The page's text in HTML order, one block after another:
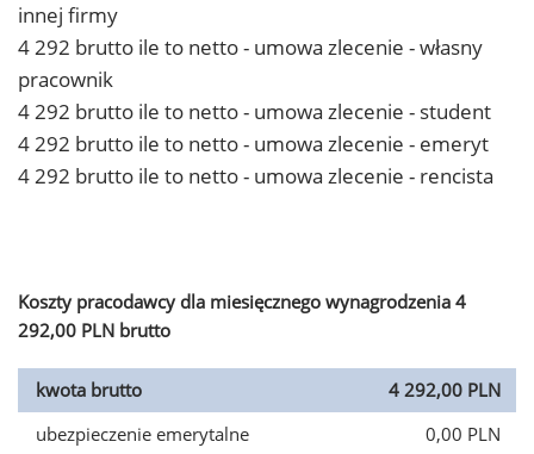
innej firmy
4 292 brutto ile to netto - umowa zlecenie - własny
pracownik
4 292 brutto ile to netto - umowa zlecenie - student
4 292 brutto ile to netto - umowa zlecenie - emeryt
4 292 brutto ile to netto - umowa zlecenie - rencista
Koszty pracodawcy dla miesięcznego wynagrodzenia 4
292,00 PLN brutto
kwota brutto
4 292,00 PLN
ubezpieczenie emerytalne
0,00 PLN